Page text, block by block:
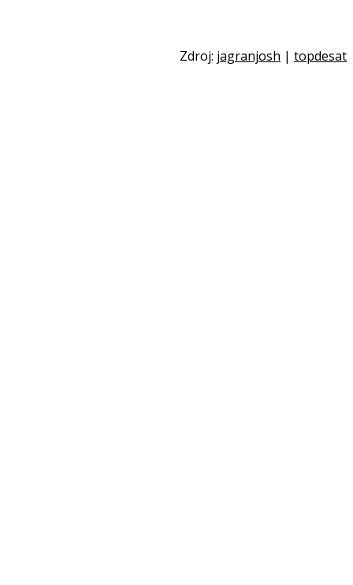
Zdroj: jagranjosh | topdesat